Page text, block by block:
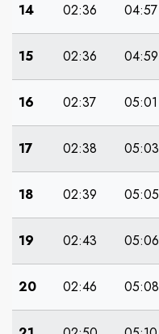
14 02:36 04:57
15 02:36 04:59
16 02:37 05:01
17 02:38 05:03
18 02:39 05:05
19 02:43 05:06
20 02:46 05:08